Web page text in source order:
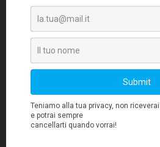
disporre di soluzioni
continuity e sicurezza
"L'approccio ai clienti
un'esigenza loro di
conclude Zammar -, ma
che l'esigenza è proprio
replica di tutte le risorse